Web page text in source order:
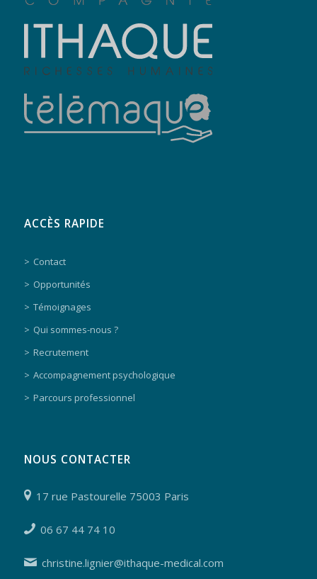
ACCÈS RAPIDE
Contact
Opportunités
Témoignages
Qui sommes-nous ?
Recrutement
Accompagnement psychologique
Parcours professionnel
NOUS CONTACTER
17 rue Pastourelle 75003 Paris
06 67 44 74 10
christine.lignier@ithaque-medical.com